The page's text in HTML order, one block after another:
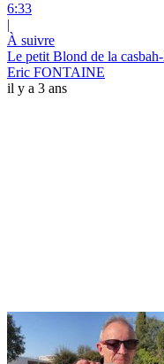
6:33
|
À suivre
Le petit Blond de la
Eric FONTAINE
il y a 3 ans